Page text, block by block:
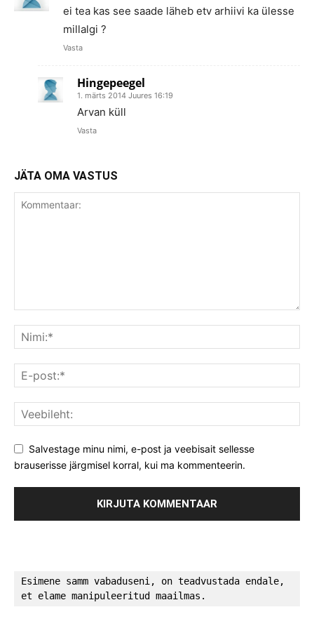
ei tea kas see saade läheb etv arhiivi ka ülesse
millalgi ?
Vasta
Hingepeegel
1. märts 2014 Juures 16:19
Arvan küll
Vasta
JÄTA OMA VASTUS
Salvestage minu nimi, e-post ja veebisait sellesse
brauserisse järgmisel korral, kui ma kommenteerin.
Esimene samm vabaduseni, on teadvustada endale,
et elame manipuleeritud maailmas.